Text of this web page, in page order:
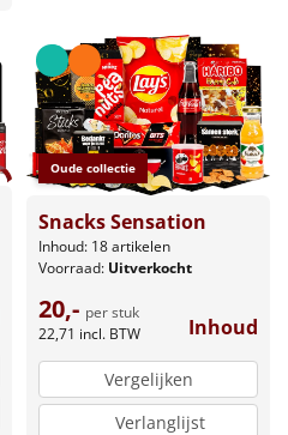
Oude collectie
Snacks Sensation
Inhoud: 18 artikelen
Voorraad: Uitverkocht
20,- per stuk
22,71 incl. BTW Inhoud
Vergelijken
Verlanglijst